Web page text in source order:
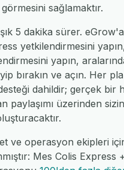
görmesini sağlamaktır.
5 dakika sürer.
yetkilendirmesini
yapın,
bırakın ve açın. Her
dahildir; gerçek bir
paylaşımı üzerinden
ve operasyon ekipleri
Mes Colis Express